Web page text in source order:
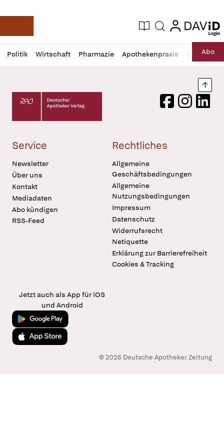
Deutsche Apotheker Zeitung
Aktuelle Ausgabe
Suche login
login
Politik Wirtschaft Pharmazie Apothekenpraxis RechtAbo
Profil
öffnen
Daz
Pur
Deutscher Apotheker Verlag Logo
FacebookInstagram
Service
Newsletter
Über uns
Kontakt
Mediadaten
Abo kündigen
RSS-Feed
Rechtliches
Allgemeine
Geschäftsbedingungen
Allgemeine
Nutzungsbedingungen
Impressum
Datenschutz
Widerrufsrecht
Netiquette
Erklärung zur Barrierefreiheit
Cookies & Tracking
Jetzt auch als App für iOS
und Android
Jetzt bei Google Play
Laden im App Store
© 2026 Deutsche Apotheker Zeitung